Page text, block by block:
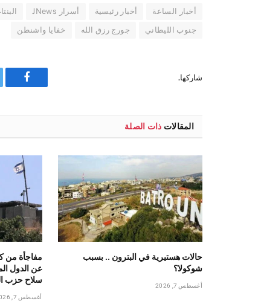
أخبار الساعة أخبار رئيسية أسرار JNews
جنوب الليطاني جورج رزق الله خفايا واشنطن
شاركها.
المقالات ذات الصلة
حالات هستيرية في البترون .. بسبب
شوكولا؟
أغسطس 7, 2026
مفاجأة من
عن الدول
سلاح حزب
أغسطس 7, 2026